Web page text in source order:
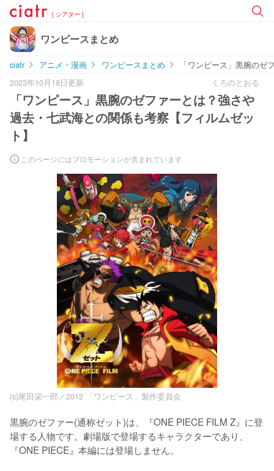
[ シアター ]
ワンピースまとめ
ciatr アニメ・漫画 ワンピースまとめ
「ワンピース」黒腕の
2023年10月18日更新
くろのとおる
「ワンピース」黒腕のゼファーとは？強さや
過去・七武海との関係も考察【フィルムゼッ
ト】
このページにはプロモーションが含まれています
(c)尾田栄一郎／2012 「ワンピース」製作委員会
黒腕のゼファー(通称ゼット)は、『ONE PIECE FILM Z』に登
場する人物です。劇場版で登場するキャラクターであり、
『ONE PIECE』本編には登場しません。